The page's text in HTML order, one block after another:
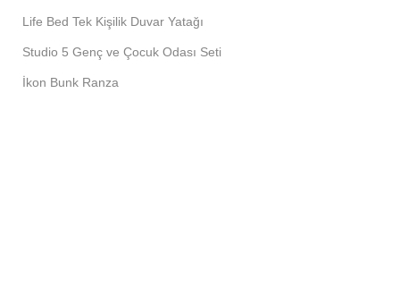
Life Bed Tek Kişilik Duvar Yatağı
Studio 5 Genç ve Çocuk Odası Seti
İkon Bunk Ranza